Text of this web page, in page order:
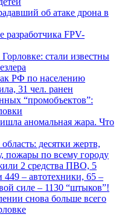
об атаке дрона в
FPV-
стали известны
РФ по населению
31 чел. ранен
“промобъектов”:
аномальная жара. Что
десятки жертв,
пожары по всему городу
2 средства ПВО, 5
– автотехники, 65 –
силе – 1130 “штыков”!
снова больше всего